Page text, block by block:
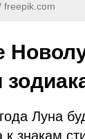
freepik.com
Луна
к знакам